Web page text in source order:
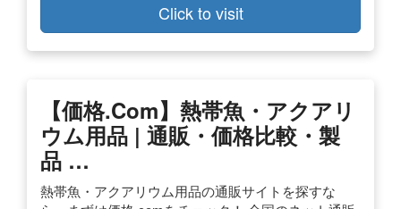
Click to visit
【価格.com】熱帯魚・アクアリ
ウム用品 | 通販・価格比較・製
品 …
熱帯魚・アクアリウム用品の通販サイトを探すな